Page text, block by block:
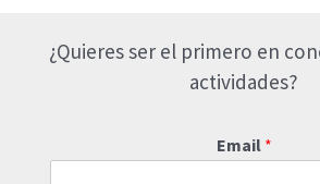
¿Quieres ser el primero en
actividades?
Email *